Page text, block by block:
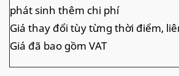
phát sinh thêm chi phí
Giá thay đổi tùy từng thời điểm,
Giá đã bao gồm VAT